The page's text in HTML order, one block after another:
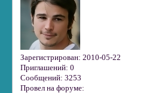
Зарегистрирован: 2010-05-22
Приглашений: 0
Сообщений: 3253
Провел на форуме: